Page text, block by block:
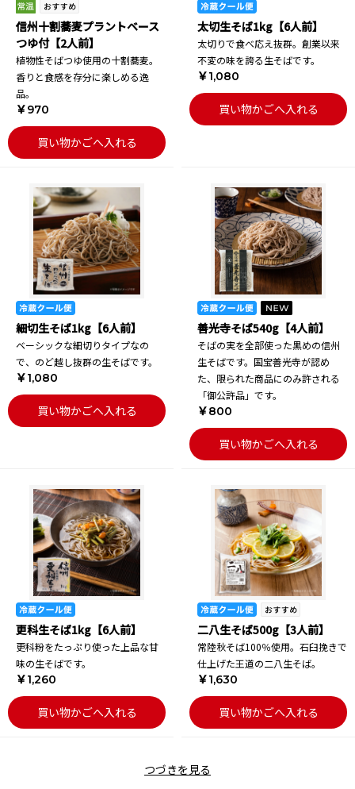
信州十割蕎麦プラントベース
つゆ付【2人前】
植物性そばつゆ使用の十割蕎麦。
香りと食感を存分に楽しめる逸
品。
￥970
買い物かごへ入れる
太切生そば1kg【6人前】
太切りで食べ応え抜群。創業以来
不変の味を誇る生そばです。
￥1,080
買い物かごへ入れる
細切生そば1kg【6人前】
ベーシックな細切りタイプなの
で、のど越し抜群の生そばです。
￥1,080
買い物かごへ入れる
善光寺そば540g【4人前】
そばの実を全部使った黒めの信州
生そばです。国宝善光寺が認め
た、限られた商品にのみ許される
「御公許品」です。
￥800
買い物かごへ入れる
更科生そば1kg【6人前】
更科粉をたっぷり使った上品な甘
味の生そばです。
￥1,260
買い物かごへ入れる
二八生そば500g【3人前】
常陸秋そば100％使用。石臼挽きで
仕上げた王道の二八生そば。
￥1,630
買い物かごへ入れる
つづきを見る